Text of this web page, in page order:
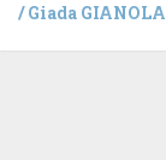
/Giada GIANOLA